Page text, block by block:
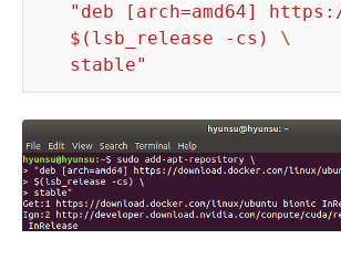
"deb [arch=amd64]
     $(lsb_release -cs)
\
     stable"